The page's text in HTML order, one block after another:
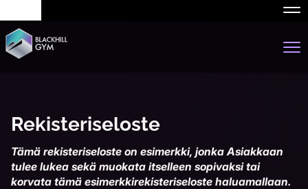
Rekisteriseloste
Tämä rekisteriseloste on esimerkki, jonka Asiakkaan
tulee lukea sekä muokata itselleen sopivaksi tai
korvata tämä esimerkkirekisteriseloste haluamallaan.